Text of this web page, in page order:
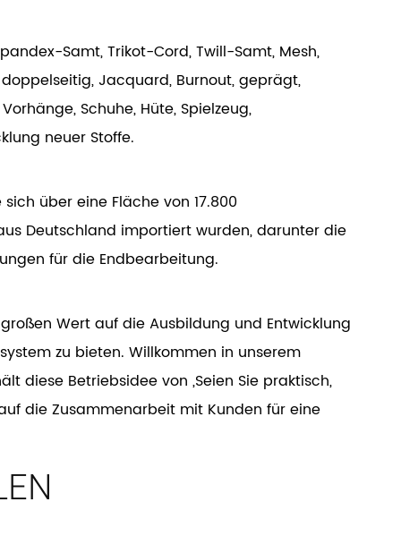
Samt, Trikot-Cord, Twill-Samt, Mesh,
Jacquard, Burnout, geprägt,
Schuhe, Hüte, Spielzeug,
neuer Stoffe.
über eine Fläche von 17.800
Deutschland importiert wurden, darunter die
für die Endbearbeitung.
Wert auf die Ausbildung und Entwicklung
zu bieten. Willkommen in unserem
diese Betriebsidee von „Seien Sie praktisch,
die Zusammenarbeit mit Kunden für eine